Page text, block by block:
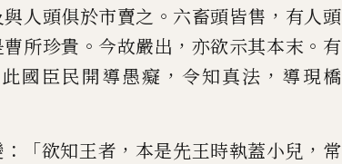
與人頭俱於市賣之 。 六畜頭皆售 ， 有人頭
所珍貴 。 今故嚴出 ， 亦欲示其本末 。 有
國臣民開導愚癡 ，令知真法 ， 導現橋
：「欲知王者 ， 本是先王時執蓋小兒 ， 常